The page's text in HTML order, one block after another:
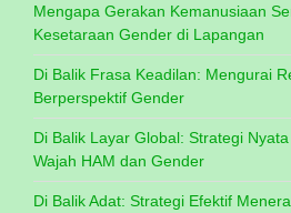
Mengapa Gerakan Kemanusiaan
Kesetaraan Gender di Lapangan
Di Balik Frasa Keadilan: Mengurai
Berperspektif Gender
Di Balik Layar Global: Strategi
Wajah HAM dan Gender
Di Balik Adat: Strategi Efektif